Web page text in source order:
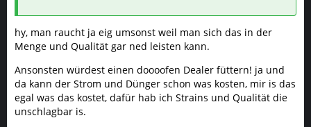
hy, man raucht ja eig umsonst weil man sich das in der
Menge und Qualität gar ned leisten kann.
Ansonsten würdest einen doooofen Dealer füttern! ja und
da kann der Strom und Dünger schon was kosten, mir is das
egal was das kostet, dafür hab ich Strains und Qualität die
unschlagbar is.